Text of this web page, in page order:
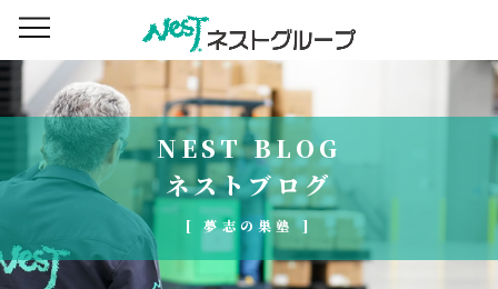
NEST BLOG
ネストブログ
[ 夢志の巣塾 ]